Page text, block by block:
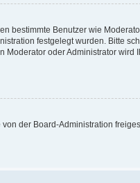
bestimmte Benutzer wie
festgelegt wurden. Bitte
oder Administrator wird
der Board-Administration